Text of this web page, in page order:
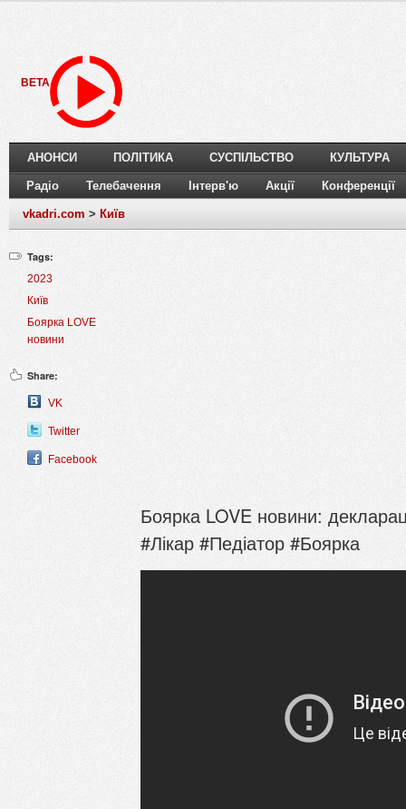
BETA
АНОНСИ ПОЛІТИКА СУСПІЛЬСТВО КУЛЬТУРА
Радіо Телебачення Інтерв'ю Акції Конференції
vkadri.com > Київ
Tags:
2023
Київ
Боярка LOVE
новини
Share:
VK
Twitter
Facebook
Боярка LOVE новини:
#Лікар #Педіатор #Боярка